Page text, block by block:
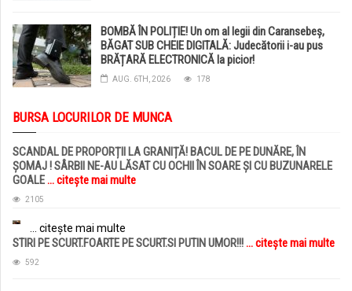
BOMBĂ ÎN POLIȚIE! Un om al legii din Caransebeș,
BĂGAT SUB CHEIE DIGITALĂ: Judecătorii i-au pus
BRĂȚARĂ ELECTRONICĂ la picior!
AUG. 6TH, 2026 178
BURSA LOCURILOR DE MUNCA
SCANDAL DE PROPORȚII LA GRANIȚĂ! BACUL DE PE DUNĂRE, ÎN
ȘOMAJ ! SÂRBII NE-AU LĂSAT CU OCHII ÎN SOARE ȘI CU BUZUNARELE
GOALE... citește mai multe
2105
... citește mai multe
STIRI PE SCURT.FOARTE PE SCURT.SI PUTIN UMOR!!!... citește mai multe
592